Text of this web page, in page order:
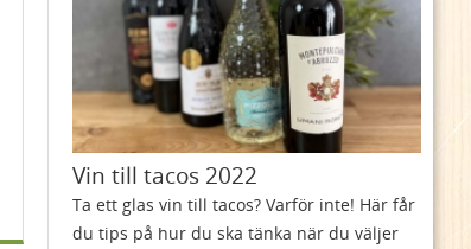
Vin till tacos 2022
Ta ett glas vin till tacos? Varför inte! Här får
du tips på hur du ska tänka när du väljer